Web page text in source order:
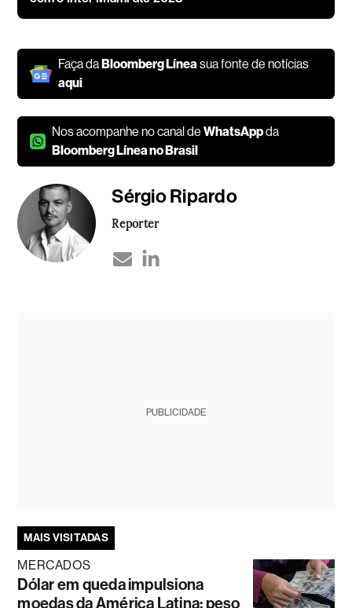
Faça daBloomberg Líneasua fonte de notícias
aqui
Nos acompanhe no canal deWhatsAppda
Bloomberg Línea no Brasil
Sérgio Ripardo
Repórter
PUBLICIDADE
MAIS VISITADAS
MERCADOS
Dólar em queda impulsiona
moedas da América Latina; peso